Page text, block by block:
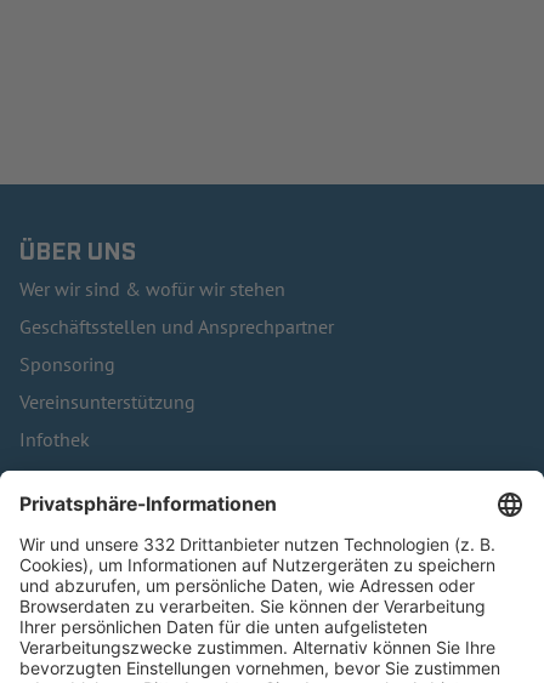
ÜBER UNS
Wer wir sind & wofür wir stehen
Geschäftsstellen und Ansprechpartner
Sponsoring
Vereinsunterstützung
Infothek
Kontakt
HÄUFIG BESUCHTE SEITEN
Pässe und Vereinswechsel
Trainerausbildung
Schulungsangebot Vereinsmitarbeiter